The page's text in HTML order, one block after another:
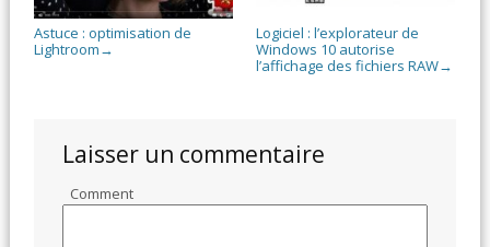
Astuce : optimisation de
Lightroom →
Logiciel : l’explorateur de
Windows 10 autorise
l’affichage des fichiers RAW→
Laisser un commentaire
Comment